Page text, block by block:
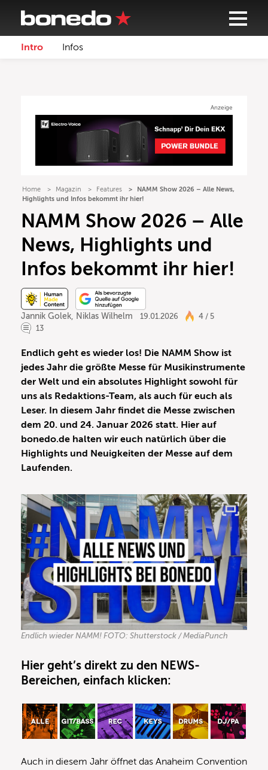
Intro Infos
Anzeige
Home Magazin Features
NAMM Show 2026 – Alle News,
Highlights und Infos bekommt ihr hier!
NAMM Show 2026 – Alle
News, Highlights und
Infos bekommt ihr hier!
Jannik Golek, Niklas Wilhelm 19.01.2026
4 / 5
13
Endlich geht es wieder los! Die NAMM Show ist
jedes Jahr die größte Messe für Musikinstrumente
der Welt und ein absolutes Highlight sowohl für
uns als Redaktions-Team, als auch für euch als
Leser. In diesem Jahr findet die Messe zwischen
dem 20. und 24. Januar 2026 statt. Hier auf
bonedo.de halten wir euch natürlich über die
Highlights und Neuigkeiten der Messe auf dem
Laufenden.
Endlich wieder NAMM! FOTO: Shutterstock / MediaPunch
Hier geht’s direkt zu den NEWS-
Bereichen, einfach klicken:
Auch in diesem Jahr öffnet das Anaheim Convention